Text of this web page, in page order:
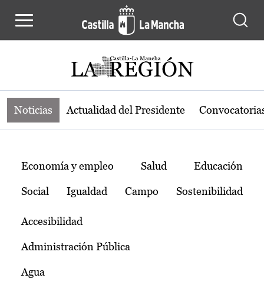
Noticias de la región de Castilla-La
Noticias Actualidad del Presidente
Temas
Economía y empleo Salud Educación
Social Igualdad Campo Sostenibilidad
Accesibilidad
Administración Pública
Agua